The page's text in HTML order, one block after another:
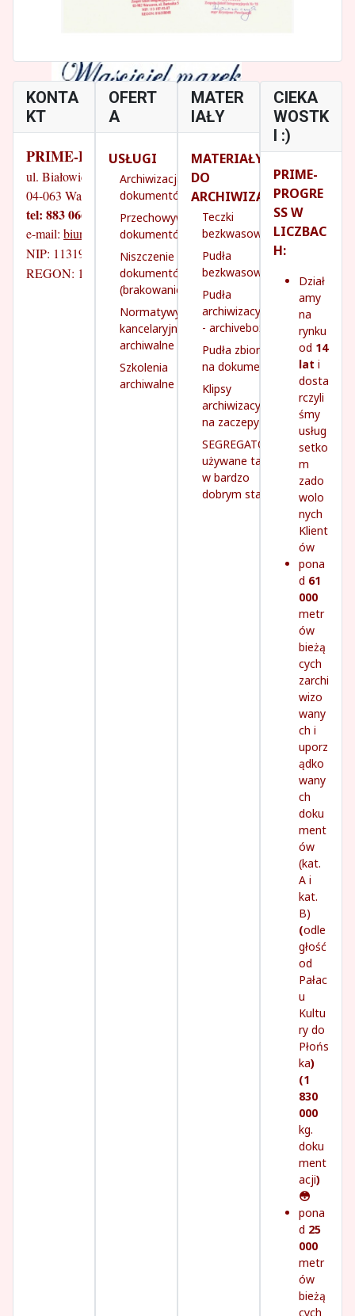
KONTA
KT
PRIME-PROGRESS
ul. Białowieska 14/18
04-063 Warszawa
tel: 883 066 070
e-mail: biuro@prime-progress.pl
NIP: 1131931260
REGON: 142745141
OFERT
A
USŁUGI
Archiwizacja
dokumentów
Przechowywanie
dokumentów
Niszczenie
dokumentów
(brakowanie)
Normatywy
kancelaryjno-
archiwalne
Szkolenia
archiwalne
MATER
IAŁY
MATERIAŁY
DO
ARCHIWIZACJI
Teczki
bezkwasowe
Pudła
bezkwasowe
Pudła
archiwizacyjne
- archivebox
Pudła zbiorcze
na dokumenty
Klipsy
archiwizacyjne
na zaczepy
SEGREGATORY
używane tanio,
w bardzo
dobrym stanie
CIEKA
WOSTK
I :)
PRIME-
PROGRE
SS W
LICZBAC
H:
Dział
amy
na
rynku
od 14
lat i
dosta
rczyli
śmy
usług
setko
m
zado
wolo
nych
Klient
ów
pona
d 61
000
metr
ów
bieżą
cych
zarchi
wizo
wany
ch i
uporz
ądko
wany
ch
doku
ment
ów
(kat.
A i
kat.
B)
(odle
głość
od
Pałac
u
Kultu
ry do
Płońs
ka)
(1
830
000
kg.
doku
ment
acji)
😳
pona
d 25
000
metr
ów
bieżą
cych